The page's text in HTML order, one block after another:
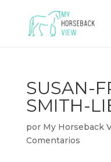
SUSAN-
SMITH-
por My Horseback
Comentarios